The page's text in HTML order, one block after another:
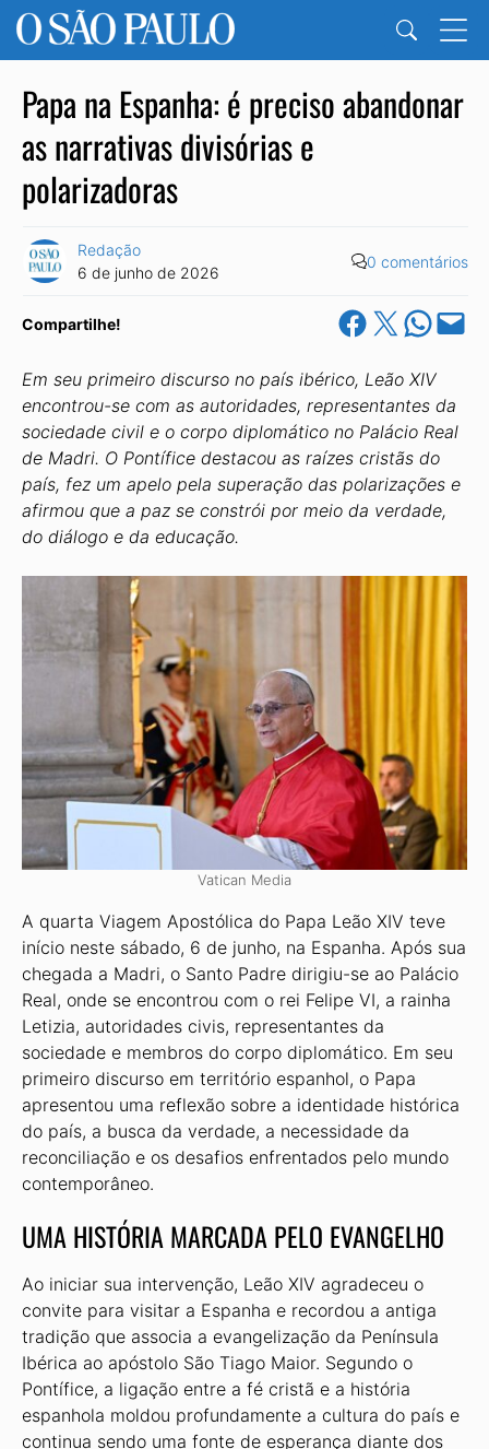
Papa na Espanha: é preciso abandonar
as narrativas divisórias e
polarizadoras
Redação
6 de junho de 2026
0 comentários
Compartilhe! Share on Facebook
Share on X Share on
Email this
Em seu primeiro discurso no país ibérico, Leão XIV
encontrou-se com as autoridades, representantes da
sociedade civil e o corpo diplomático no Palácio Real
de Madri. O Pontífice destacou as raízes cristãs do
país, fez um apelo pela superação das polarizações e
afirmou que a paz se constrói por meio da verdade,
do diálogo e da educação.
Vatican Media
A quarta Viagem Apostólica do Papa Leão XIV teve
início neste sábado, 6 de junho, na Espanha. Após sua
chegada a Madri, o Santo Padre dirigiu-se ao Palácio
Real, onde se encontrou com o rei Felipe VI, a rainha
Letizia, autoridades civis, representantes da
sociedade e membros do corpo diplomático. Em seu
primeiro discurso em território espanhol, o Papa
apresentou uma reflexão sobre a identidade histórica
do país, a busca da verdade, a necessidade da
reconciliação e os desafios enfrentados pelo mundo
contemporâneo.
UMA HISTÓRIA MARCADA PELO EVANGELHO
Ao iniciar sua intervenção, Leão XIV agradeceu o
convite para visitar a Espanha e recordou a antiga
tradição que associa a evangelização da Península
Ibérica ao apóstolo São Tiago Maior. Segundo o
Pontífice, a ligação entre a fé cristã e a história
espanhola moldou profundamente a cultura do país e
continua sendo uma fonte de esperança diante dos